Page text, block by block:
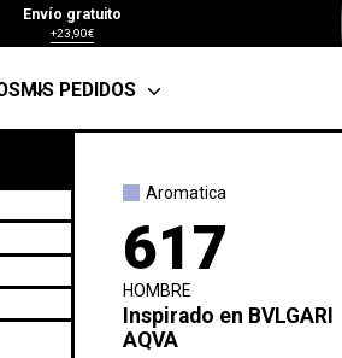
Envío gratuito
+23,90€
MIS PEDIDOS
Aromatica
617
HOMBRE
Inspirado en BVLGARI
AQVA